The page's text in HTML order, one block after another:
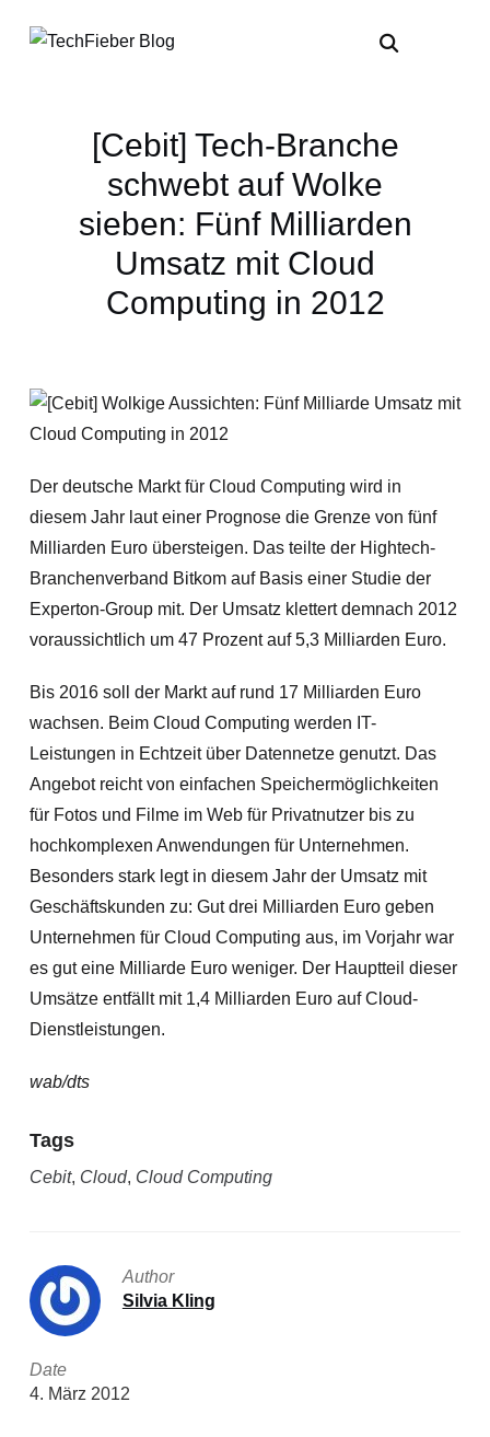
[Cebit] Tech-Branche
schwebt auf Wolke
sieben: Fünf Milliarden
Umsatz mit Cloud
Computing in 2012
Der deutsche Markt für Cloud Computing wird in
diesem Jahr laut einer Prognose die Grenze von fünf
Milliarden Euro übersteigen. Das teilte der Hightech-
Branchenverband Bitkom auf Basis einer Studie der
Experton-Group mit. Der Umsatz klettert demnach 2012
voraussichtlich um 47 Prozent auf 5,3 Milliarden Euro.
Bis 2016 soll der Markt auf rund 17 Milliarden Euro
wachsen. Beim Cloud Computing werden IT-
Leistungen in Echtzeit über Datennetze genutzt. Das
Angebot reicht von einfachen Speichermöglichkeiten
für Fotos und Filme im Web für Privatnutzer bis zu
hochkomplexen Anwendungen für Unternehmen.
Besonders stark legt in diesem Jahr der Umsatz mit
Geschäftskunden zu: Gut drei Milliarden Euro geben
Unternehmen für Cloud Computing aus, im Vorjahr war
es gut eine Milliarde Euro weniger. Der Hauptteil dieser
Umsätze entfällt mit 1,4 Milliarden Euro auf Cloud-
Dienstleistungen.
wab/dts
Tags
Cebit, Cloud, Cloud Computing
Author
Silvia Kling
Date
4. März 2012